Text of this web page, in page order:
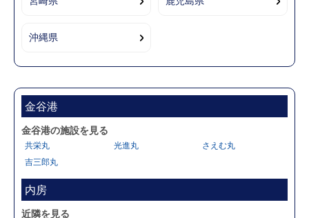
沖縄県
金谷港
金谷港の施設を見る
共栄丸 光進丸
さえむ丸
吉三郎丸
内房
近隣を見る